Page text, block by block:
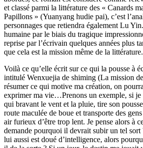
et classé parmi la littérature des « Canards
Papillons » (Yuanyang hudie pai), c’est
personnages que retiendra également Lu
humaine par le biais du tragique
reprise par l’écrivain quelques années plus
que cela est la mission même de la littérature.
Voilà ce qu’elle écrit sur ce qui la pousse à
intitulé Wenxuejia de shiming (La mission
résumer ce qui motive ma création, on
exprimer ma vie…Prenons un exemple, si je
qui bravant le vent et la pluie, tire son
route maculée de boue et transporte des
air furieux d’être trop lent. Je pense alors à
demande pourquoi il devrait subir un tel sort
lui aussi est doué d’intelligence, alors